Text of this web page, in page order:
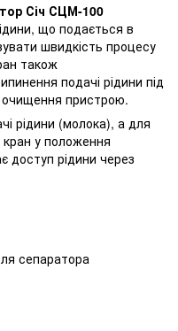
Січ СЦМ-100
що подається в
швидкість процесу
також
подачі рідини під
очищення пристрою.
рідини (молока), а для
у положення
доступ рідини через
сепаратора